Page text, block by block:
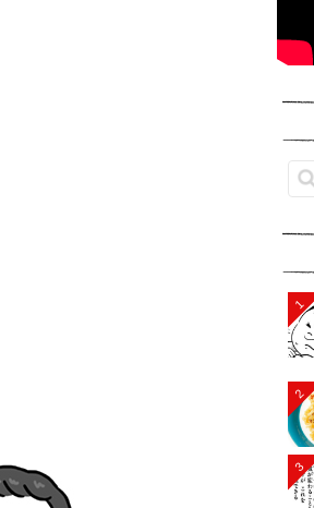
1
2
3